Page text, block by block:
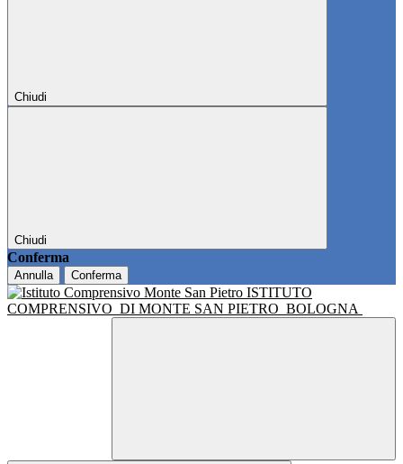
Chiudi
Chiudi
Conferma
Annulla Conferma
ISTITUTO
COMPRENSIVO DI MONTE SAN PIETRO BOLOGNA